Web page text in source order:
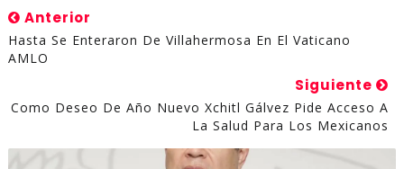
Anterior
Hasta Se Enteraron De Villahermosa En El Vaticano
AMLO
Siguiente
Como Deseo De Año Nuevo Xchitl Gálvez Pide Acceso A
La Salud Para Los Mexicanos